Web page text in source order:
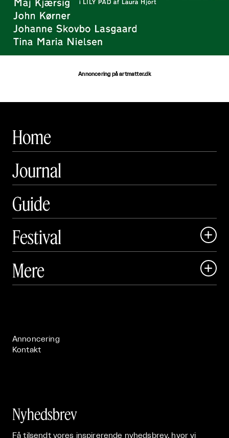
Annoncering på artmatter.dk
Home
Journal
Guide
Festival

 Art Matter Festival
Mere 
Annoncering
Kontakt
Nyhedsbrev
Få tilsendt vores inspirerende nyhedsbrev, hvor vi